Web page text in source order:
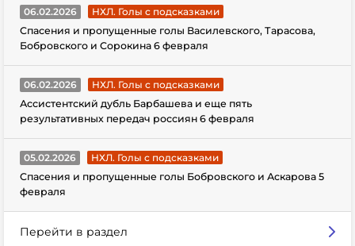
06.02.2026
НХЛ. Голы с подсказками
Спасения и пропущенные голы Василевского, Тарасова,
Бобровского и Сорокина 6 февраля
06.02.2026
НХЛ. Голы с подсказками
Ассистентский дубль Барбашева и еще пять
результативных передач россиян 6 февраля
05.02.2026
НХЛ. Голы с подсказками
Спасения и пропущенные голы Бобровского и Аскарова 5
февраля
Перейти в раздел